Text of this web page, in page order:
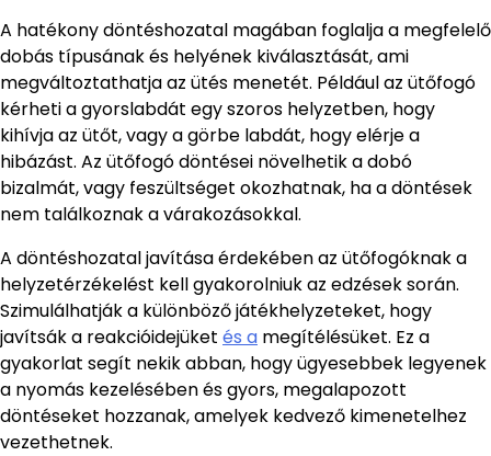
A hatékony döntéshozatal magában foglalja a megfelelő
dobás típusának és helyének kiválasztását, ami
megváltoztathatja az ütés menetét. Például az ütőfogó
kérheti a gyorslabdát egy szoros helyzetben, hogy
kihívja az ütőt, vagy a görbe labdát, hogy elérje a
hibázást. Az ütőfogó döntései növelhetik a dobó
bizalmát, vagy feszültséget okozhatnak, ha a döntések
nem találkoznak a várakozásokkal.
A döntéshozatal javítása érdekében az ütőfogóknak a
helyzetérzékelést kell gyakorolniuk az edzések során.
Szimulálhatják a különböző játékhelyzeteket, hogy
javítsák a reakcióidejüket és a megítélésüket. Ez a
gyakorlat segít nekik abban, hogy ügyesebbek legyenek
a nyomás kezelésében és gyors, megalapozott
döntéseket hozzanak, amelyek kedvező kimenetelhez
vezethetnek.